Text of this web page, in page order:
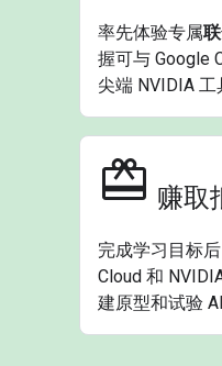
率先体验专属
握可与 Google
尖端 NVIDIA 工
赚取
完成学习目标
Cloud 和
建原型和试验 AI